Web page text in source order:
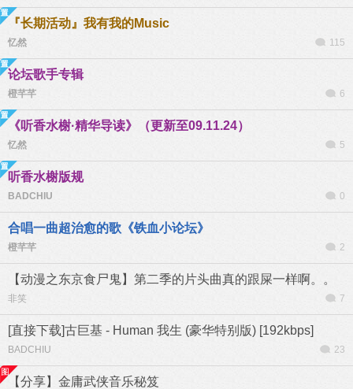
『长期活动』我有我的Music
忆然 115
论坛歌手专辑
橙芊芊 6
《听香水榭·精华导读》（更新至09.11.24）
忆然 5
听香水榭版规
BADCHIU 0
合唱一曲超治愈的歌《铁血小论坛》
橙芊芊 2
【动漫之东京食尸鬼】第二季的片头曲真的跟屎一样啊。。
非笑 7
[直接下载]古巨基 - Human 我生 (豪华特别版) [192kbps]
BADCHIU 23
【分享】金庸武侠音乐秘笈